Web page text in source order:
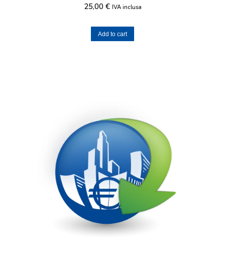
25,00 € IVA inclusa
Add to cart